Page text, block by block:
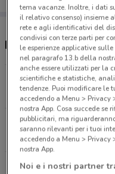
Negozi Alphega
Piazza di Spagna,
3.8 km
CHIUSO
Via Gregorio VII,
4.1 km
CHIUSO
Via Boccea 184
tema vacanze. Inoltre, i dati
il relativo consenso) insieme
rete e agli identificativi del
condivisi con terze parti per
le esperienze applicative
nel paragrafo 13.b della
anche essere utilizzati per la
scientifiche e statistiche,
tendenze. Puoi modificare le
accedendo a Menu >
nostra App. Cosa succede
pubblicitari, ma
saranno rilevanti per i tuoi
accedendo a Menu >
nostra App.
Noi e i nostri partner